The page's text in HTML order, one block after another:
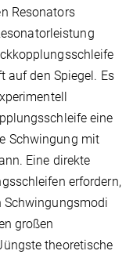
Resonators
auf den Spiegel. Es
eine
Schwingung mit
Eine direkte
erfordern,
Schwingungsmodi
großen
theoretische